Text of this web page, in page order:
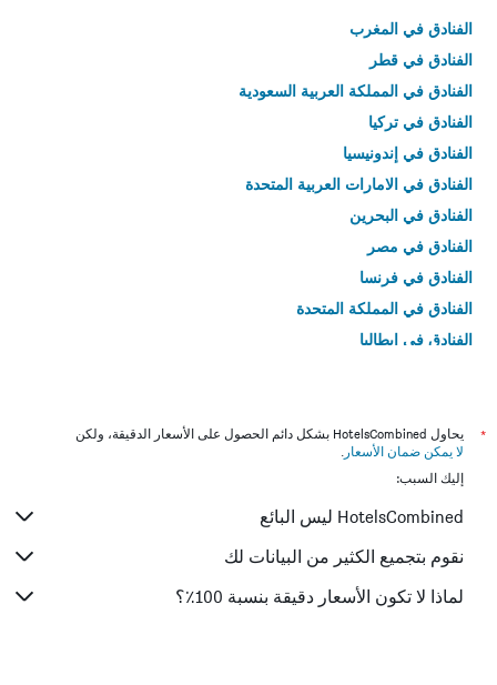
الفنادق في المغرب
الفنادق في قطر
الفنادق في المملكة العربية السعودية
الفنادق في تركيا
الفنادق في إندونيسيا
الفنادق في الامارات العربية المتحدة
الفنادق في البحرين
الفنادق في مصر
الفنادق في فرنسا
الفنادق في المملكة المتحدة
الفنادق في إيطاليا
*
يحاول HotelsCombined بشكل دائم الحصول على الأسعار الدقيقة، ولكن
لا يمكن ضمان الأسعار .
إليك السبب:
HotelsCombined ليس البائع
نقوم بتجميع الكثير من البيانات لك
لماذا لا تكون الأسعار دقيقة بنسبة 100٪؟